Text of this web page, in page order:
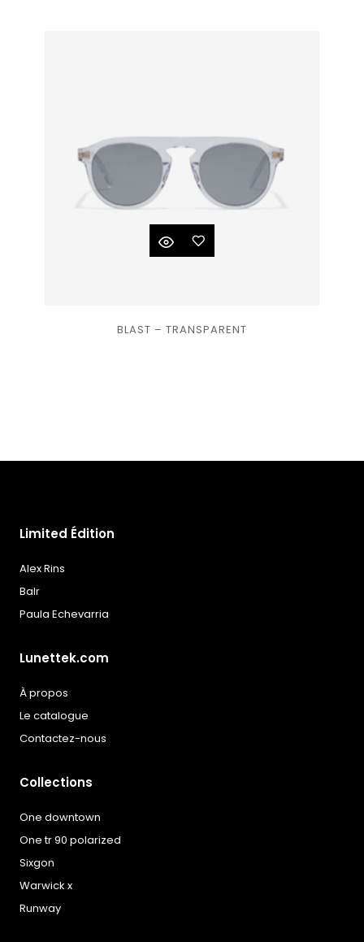
BLAST – TRANSPARENT
à la
Limited Édition
Alex Rins
Balr
Paula Echevarria
Lunettek.com
À propos
Le catalogue
Contactez-nous
Collections
One downtown
One tr 90 polarized
Sixgon
Warwick x
Runway